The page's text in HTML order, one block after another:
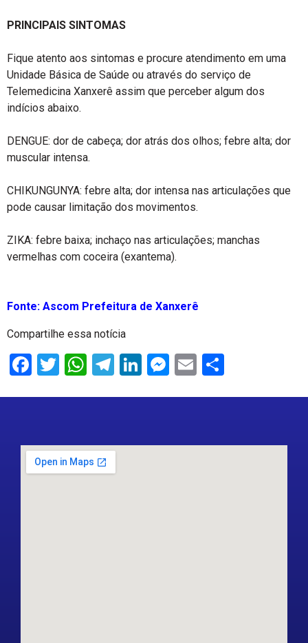
PRINCIPAIS SINTOMAS
Fique atento aos sintomas e procure atendimento em uma
Unidade Básica de Saúde ou através do serviço de
Telemedicina Xanxerê assim que perceber algum dos
indícios abaixo.
DENGUE: dor de cabeça; dor atrás dos olhos; febre alta; dor
muscular intensa.
CHIKUNGUNYA: febre alta; dor intensa nas articulações que
pode causar limitação dos movimentos.
ZIKA: febre baixa; inchaço nas articulações; manchas
vermelhas com coceira (exantema).
Fonte: Ascom Prefeitura de Xanxerê
Compartilhe essa notícia
Facebook
Twitter
WhatsApp
Telegram
LinkedIn
Messenger
Email